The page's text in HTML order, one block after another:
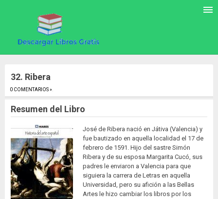
32. Ribera
0 COMENTARIOS ».
Resumen del Libro
José de Ribera nació en Játiva (Valencia) y
fue bautizado en aquella localidad el 17 de
febrero de 1591. Hijo del sastre Simón
Ribera y de su esposa Margarita Cucó, sus
padres le enviaron a Valencia para que
siguiera la carrera de Letras en aquella
Universidad, pero su afición a las Bellas
Artes le hizo cambiar los libros por los